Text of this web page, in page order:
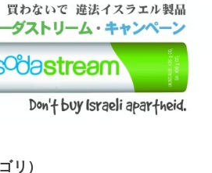
リ）